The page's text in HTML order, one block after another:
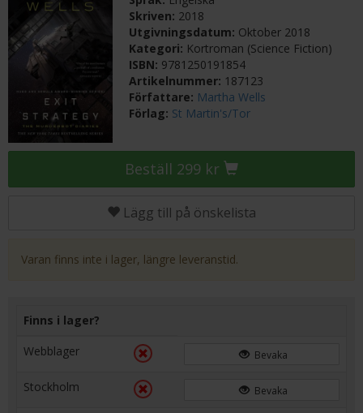
Skriven: 2018
Utgivningsdatum: Oktober 2018
Kategori: Kortroman (Science Fiction)
ISBN: 9781250191854
Artikelnummer: 187123
Författare: Martha Wells
Förlag: St Martin's/Tor
Beställ 299 kr
Lägg till på önskelista
Varan finns inte i lager, längre leveranstid.
Finns i lager?
Webblager
Bevaka
Stockholm Bevaka